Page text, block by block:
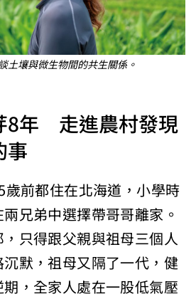
壤與微生物間的共生關係。
8年 走進農村發現
前都住在北海道，小學時
兄弟中選擇帶哥哥離家。
只得跟父親與祖母三個人
默，祖母又隔了一代，健
，全家人處在一股低氣壓